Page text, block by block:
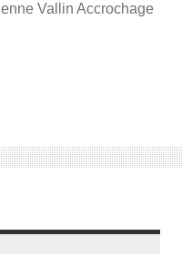
Vallin Accrochage